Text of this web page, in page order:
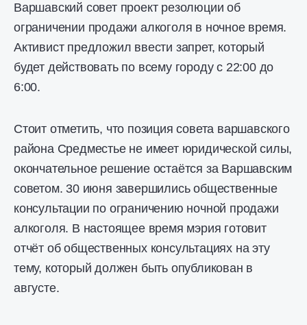
Варшавский совет проект резолюции об
ограничении продажи алкоголя в ночное время.
Активист предложил ввести запрет, который
будет действовать по всему городу с 22:00 до
6:00.
Стоит отметить, что позиция совета варшавского
района Средместье не имеет юридической силы,
окончательное решение остаётся за Варшавским
советом. 30 июня завершились общественные
консультации по ограничению ночной продажи
алкоголя. В настоящее время мэрия готовит
отчёт об общественных консультациях на эту
тему, который должен быть опубликован в
августе.